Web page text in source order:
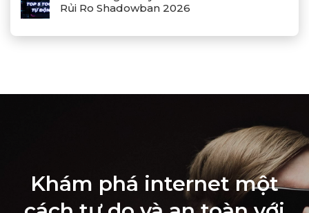
Rủi Ro Shadowban 2026
Khám phá internet một